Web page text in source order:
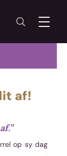
af!
op sy dag